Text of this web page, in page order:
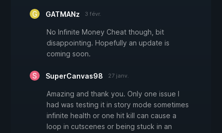
GATMANz 3 févr.
No Infinite Money Cheat though, bit
disappointing. Hopefully an update is
coming soon.
SuperCanvas98 27 janv.
Amazing and thank you. Only one issue I
had was testing it in story mode sometimes
infinite health or one hit kill can cause a
loop in cutscenes or being stuck in an